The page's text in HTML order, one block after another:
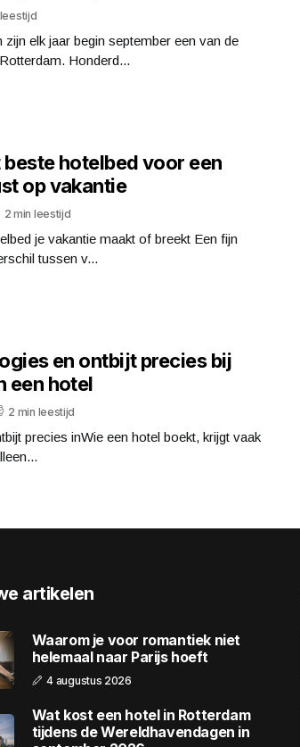
zijn elk jaar begin september een van de
Honderd...
beste hotelbed voor een
op vakantie
2 min leestijd
je vakantie maakt of breekt Een fijn
tussen v...
en ontbijt precies bij
een hotel
2 min leestijd
precies inWie een hotel boekt, krijgt vaak
artikelen
Waarom je voor romantiek niet
helemaal naar Parijs hoeft
4 augustus 2026
Wat kost een hotel in Rotterdam
tijdens de Wereldhavendagen in